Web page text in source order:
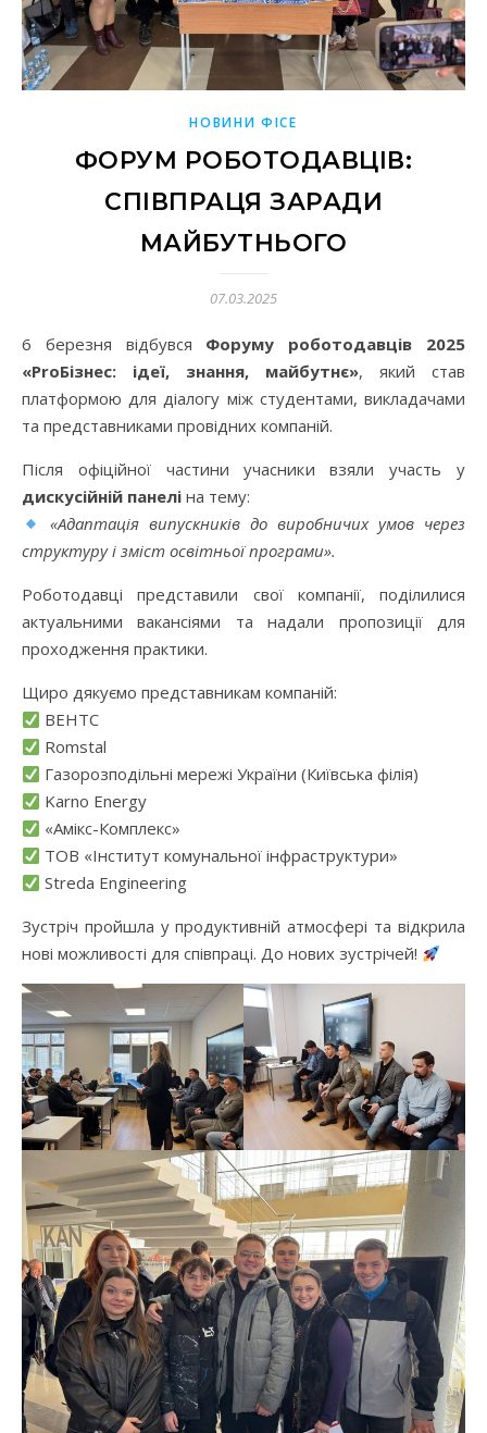
НОВИНИ ФІСЕ
ФОРУМ РОБОТОДАВЦІВ:
СПІВПРАЦЯ ЗАРАДИ
МАЙБУТНЬОГО
07.03.2025
6 березня відбувся Форуму роботодавців 2025
«ProБізнес: ідеї, знання, майбутнє», який став
платформою для діалогу між студентами, викладачами
та представниками провідних компаній.
Після офіційної частини учасники взяли участь у
дискусійній панелі на тему:
«Адаптація випускників до виробничих умов через
структуру і зміст освітньої програми».
Роботодавці представили свої компанії, поділилися
актуальними вакансіями та надали пропозиції для
проходження практики.
Щиро дякуємо представникам компаній:
ВЕНТС
Romstal
Газорозподільні мережі України (Київська філія)
Karno Energy
«Амікс-Комплекс»
ТОВ «Інститут комунальної інфраструктури»
Streda Engineering
Зустріч пройшла у продуктивній атмосфері та відкрила
нові можливості для співпраці. До нових зустрічей!